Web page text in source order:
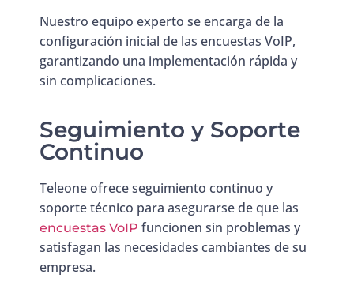
Nuestro equipo experto se encarga de la
configuración inicial de las encuestas VoIP,
garantizando una implementación rápida y
sin complicaciones.
Seguimiento y Soporte
Continuo
Teleone ofrece seguimiento continuo y
soporte técnico para asegurarse de que las
encuestas VoIP funcionen sin problemas y
satisfagan las necesidades cambiantes de su
empresa.